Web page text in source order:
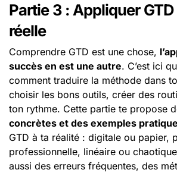
Partie 3 : Appliquer
réelle
Comprendre GTD est une chose,
succès en est une autre. C’est ici
comment traduire la méthode dans
choisir les bons outils, créer des
ton rythme. Cette partie te propose
concrètes et des exemples
GTD à ta réalité : digitale ou papier,
professionnelle, linéaire ou
aussi des erreurs fréquentes, des